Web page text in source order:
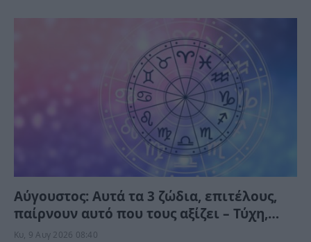
Αύγουστος: Αυτά τα 3 ζώδια, επιτέλους,
παίρνουν αυτό που τους αξίζει – Τύχη,
ευκαιρίες και απρόσμενες εξελίξεις
Κυ, 9 Αυγ 2026 08:40